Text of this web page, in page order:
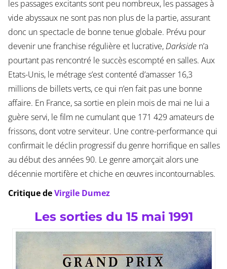
les passages excitants sont peu nombreux, les passages à
vide abyssaux ne sont pas non plus de la partie, assurant
donc un spectacle de bonne tenue globale. Prévu pour
devenir une franchise régulière et lucrative,Darksiden’a
pourtant pas rencontré le succès escompté en salles. Aux
Etats-Unis, le métrage s’est contenté d’amasser 16,3
millions de billets verts, ce qui n’en fait pas une bonne
affaire. En France, sa sortie en plein mois de mai ne lui a
guère servi, le film ne cumulant que 171 429 amateurs de
frissons, dont votre serviteur. Une contre-performance qui
confirmait le déclin progressif du genre horrifique en salles
au début des années 90. Le genre amorçait alors une
décennie mortifère et chiche en œuvres incontournables.
Critique deVirgile Dumez
Les sorties du 15 mai 1991